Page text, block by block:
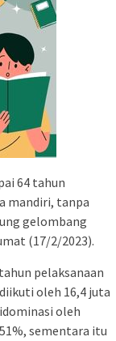
64 tahun
mandiri, tanpa
gelombang
(17/2/2023).
pelaksanaan
oleh 16,4 juta
oleh
sementara itu